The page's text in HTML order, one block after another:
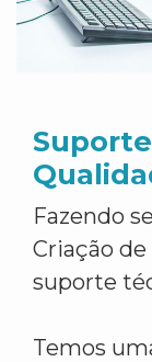
Fazendo
Criação
suporte
Temos